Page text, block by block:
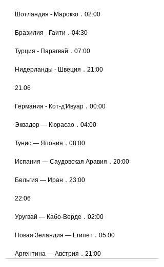
Шотландия - Марокко ․ 02:00
Бразилия - Гаити ․ 04:30
Турция - Парагвай ․ 07:00
Нидерланды - Швеция ․ 21:00
21.06
Германия - Кот-д'Ивуар ․ 00:00
Эквадор — Кюрасао ․ 04:00
Тунис — Япония ․ 08:00
Испания — Саудовская Аравия ․ 20:00
Бельгия — Иран ․ 23:00
22:06
Уругвай — Кабо-Верде ․ 02:00
Новая Зеландия — Египет ․ 05:00
Аргентина — Австрия ․ 21:00